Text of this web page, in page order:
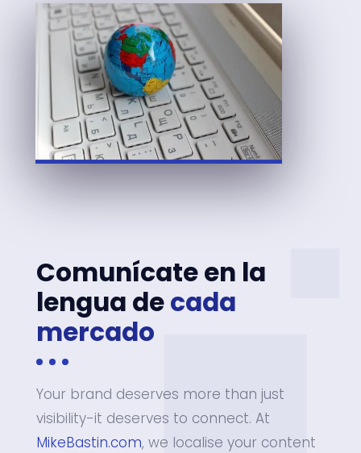
Comunícate en la
lengua decada
mercado
Your brand deserves more than just
visibility-it deserves to connect. At
MikeBastin.com, we localise your content